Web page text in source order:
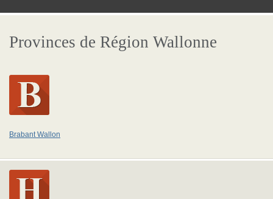
Provinces de Région Wallonne
Brabant Wallon